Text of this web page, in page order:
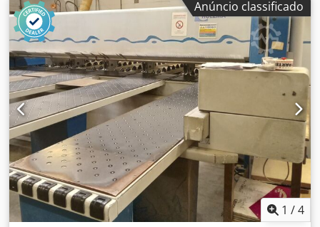
mandíbulas de fixação: 10
Anúncio classificado
1 /4